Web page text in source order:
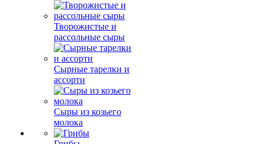
Творожистые и
рассольные сыры
Сырные тарелки и
ассорти
Сыры из козьего
молока